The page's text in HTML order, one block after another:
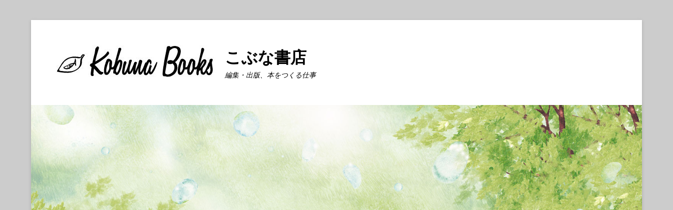
こぶな書店
編集・出版、本をつくる仕事